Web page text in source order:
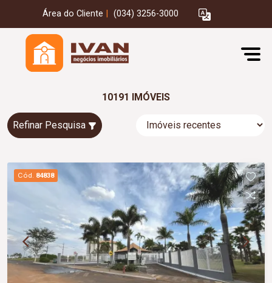
Área do Cliente (034) 3256-3000
10191 IMÓVEIS
Refinar Pesquisa
Cód. 84838